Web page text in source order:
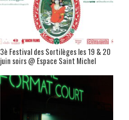
3è Festival des Sortilèges les 19 & 20
juin soirs @ Espace Saint Michel